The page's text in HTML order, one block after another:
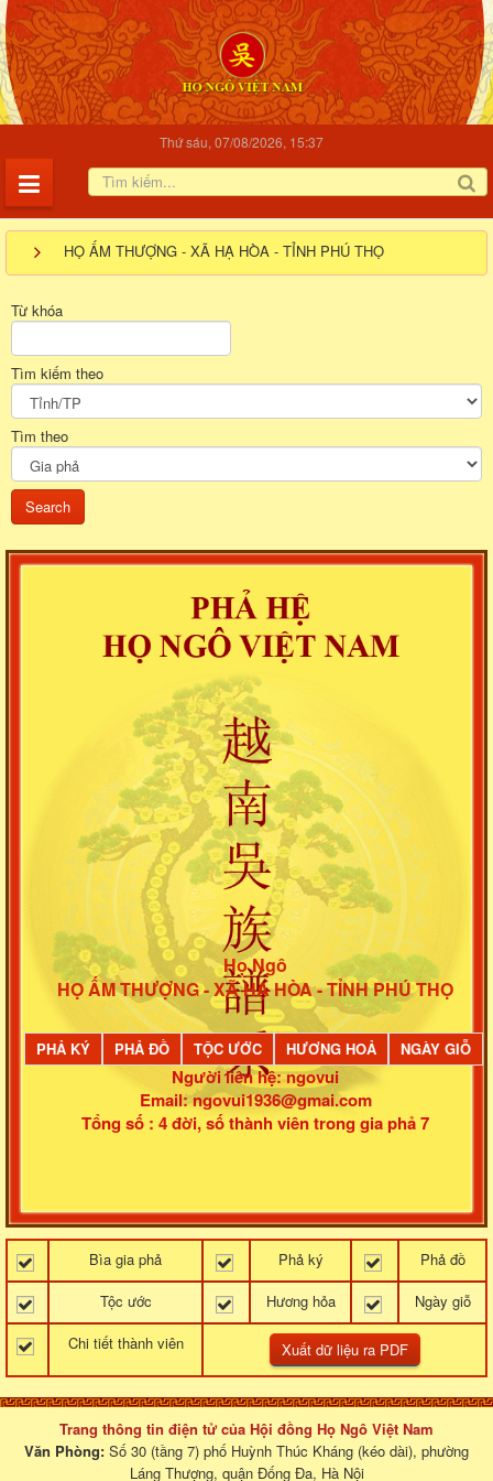
Thứ sáu, 07/08/2026, 15:37
HỌ ẤM THƯỢNG - XÃ HẠ HÒA - TỈNH PHÚ THỌ
Từ khóa
Tìm kiếm theo
Tìm theo
Họ Ngô
HỌ ẤM THƯỢNG - XÃ HẠ HÒA - TỈNH PHÚ THỌ
PHẢ KÝ PHẢ ĐỒ TỘC ƯỚC HƯƠNG HOẢ NGÀY GIỖ
Người liên hệ: ngovui
Email: ngovui1936@gmai.com
Tổng số : 4 đời, số thành viên trong gia phả 7
Bìa gia phả Phả ký
Phả đồ
Tộc ước
Hương hỏa
Ngày giỗ
Chi tiết thành viên
Trang thông tin điện tử của Hội đồng Họ Ngô Việt Nam
Văn Phòng: Số 30 (tầng 7) phố Huỳnh Thúc Kháng (kéo dài), phường
Láng Thượng, quận Đống Đa, Hà Nội